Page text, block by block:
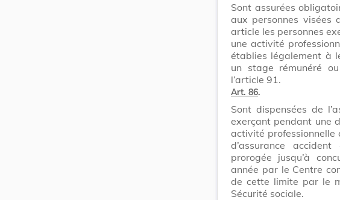
Sont assurées
aux personnes visées
article les personnes
une activité
établies légalement à
un stage rémunéré
l’article 91.
Art. 86.
Sont dispensées de
exerçant pendant une
activité professionnelle
d’assurance
prorogée jusqu’à
année par le Centre
de cette limite par le
Sécurité sociale.